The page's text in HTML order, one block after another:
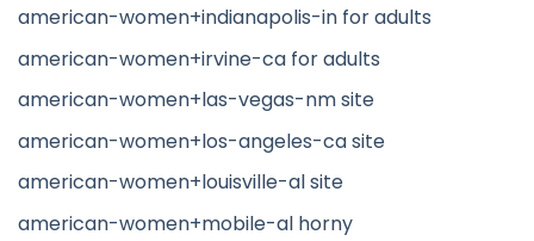
american-women+indianapolis-in for adults
american-women+irvine-ca for adults
american-women+las-vegas-nm site
american-women+los-angeles-ca site
american-women+louisville-al site
american-women+mobile-al horny